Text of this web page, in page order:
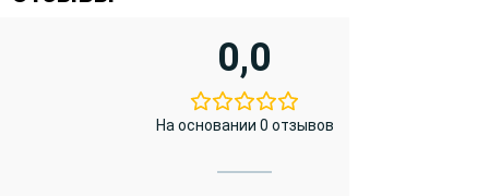
0,0
На основании 0 отзывов